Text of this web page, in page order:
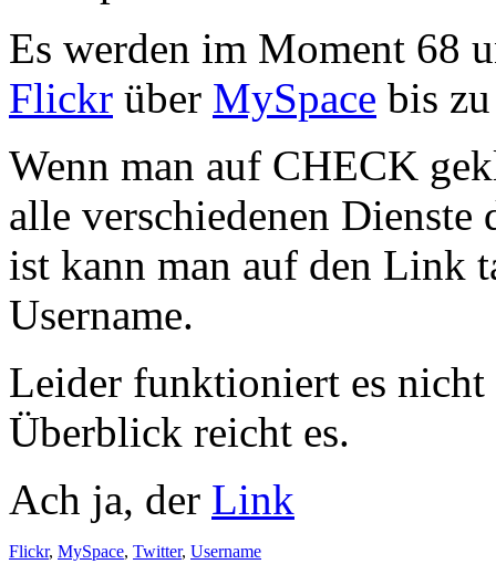
Es werden im Moment 68
Flickr über MySpace bis
Wenn man auf CHECK
alle verschiedenen Dienste
ist kann man auf den Link
Username.
Leider funktioniert es
Überblick reicht es.
Ach ja, der Link
Flickr, MySpace, Twitter, Username